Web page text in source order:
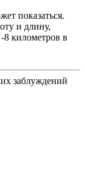
показаться.
и длину,
километров в
заблуждений